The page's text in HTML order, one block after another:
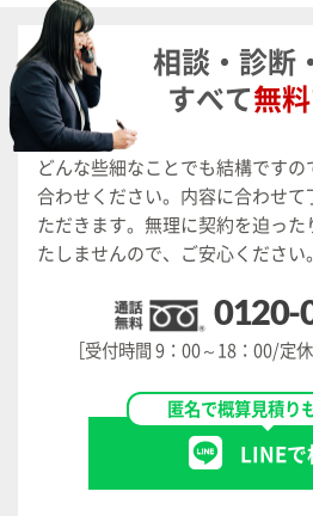
相談・診断
すべて無料
どんな些細なことでも結構ですの
合わせください。 内容に合わせて
ただきます。 無理に契約を迫った
たしませんので、ご安心ください
0120-
［受付時間 9：00～18：00/定
匿名で概算見積り
LINE